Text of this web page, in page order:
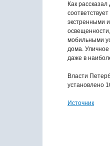
Как
экстренными
мобильными
дома. Уличное
даже в
Власти
установлено
Источник